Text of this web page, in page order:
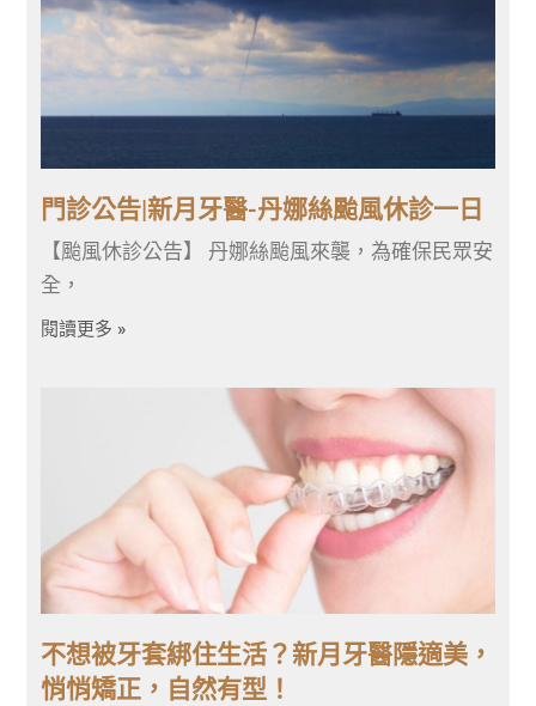
門診公告|新月牙醫-丹娜絲颱風休診一日
【颱風休診公告】 丹娜絲颱風來襲，為確保民眾安
全，
閱讀更多 »
不想被牙套綁住生活？新月牙醫隱適美，
悄悄矯正，自然有型！